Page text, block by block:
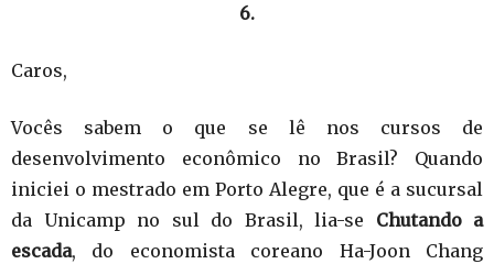
6.
Caros,
Vocês sabem o que se lê nos cursos de
desenvolvimento econômico no Brasil? Quando
iniciei o mestrado em Porto Alegre, que é a sucursal
da Unicamp no sul do Brasil, lia-se Chutando a
escada, do economista coreano Ha-Joon Chang